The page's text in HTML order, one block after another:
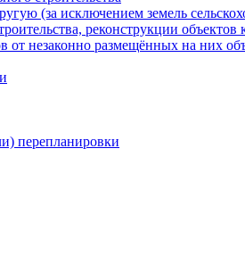
(за исключением земель
реконструкции объектов
незаконно размещённых на них
перепланировки